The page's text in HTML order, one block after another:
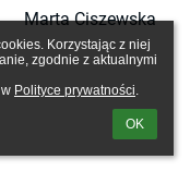
Korzystając z niej
zgodnie z aktualnymi
Polityce prywatności.
OK
Marta Ciszewska